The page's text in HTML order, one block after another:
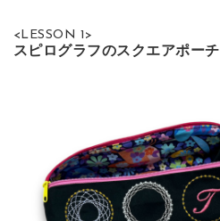
<LESSON 1>
スピログラフのスクエアポーチ